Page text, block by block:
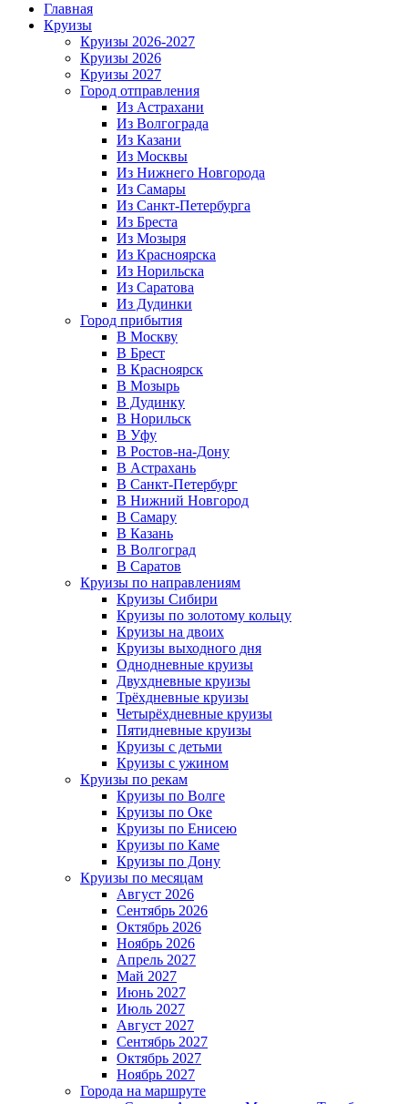
Главная
Круизы
Круизы 2026-2027
Круизы 2026
Круизы 2027
Город отправления
Из Астрахани
Из Волгограда
Из Казани
Из Москвы
Из Нижнего Новгорода
Из Самары
Из Санкт-Петербурга
Из Бреста
Из Мозыря
Из Красноярска
Из Норильска
Из Саратова
Из Дудинки
Город прибытия
В Москву
В Брест
В Красноярск
В Мозырь
В Дудинку
В Норильск
В Уфу
В Ростов-на-Дону
В Астрахань
В Санкт-Петербург
В Нижний Новгород
В Самару
В Казань
В Волгоград
В Саратов
Круизы по направлениям
Круизы Сибири
Круизы по золотому кольцу
Круизы на двоих
Круизы выходного дня
Однодневные круизы
Двухдневные круизы
Трёхдневные круизы
Четырёхдневные круизы
Пятидневные круизы
Круизы с детьми
Круизы с ужином
Круизы по рекам
Круизы по Волге
Круизы по Оке
Круизы по Енисею
Круизы по Каме
Круизы по Дону
Круизы по месяцам
Август 2026
Сентябрь 2026
Октябрь 2026
Ноябрь 2026
Апрель 2027
Май 2027
Июнь 2027
Июль 2027
Август 2027
Сентябрь 2027
Октябрь 2027
Ноябрь 2027
Города на маршруте